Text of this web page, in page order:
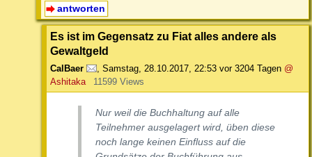
antworten
Es ist im Gegensatz zu Fiat alles andere als
Gewaltgeld
CalBaer , Samstag, 28.10.2017, 22:53 vor 3204 Tagen @
Ashitaka
11599 Views
Nur weil die Buchhaltung auf alle
Teilnehmer ausgelagert wird, üben diese
noch lange keinen Einfluss auf die